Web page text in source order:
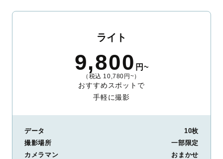
ライト
9,800 円~
（税込 10,780円~）
おすすめスポットで
手軽に撮影
データ
10枚
撮影場所
一部限定
カメラマン
おまかせ